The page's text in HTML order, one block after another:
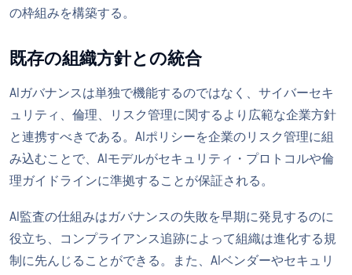
の枠組みを構築する。
既存の組織方針との統合
AIガバナンスは単独で機能するのではなく、サイバーセキ
ュリティ、倫理、リスク管理に関するより広範な企業方針
と連携すべきである。AIポリシーを企業のリスク管理に組
み込むことで、AIモデルがセキュリティ・プロトコルや倫
理ガイドラインに準拠することが保証される。
AI監査の仕組みはガバナンスの失敗を早期に発見するのに
役立ち、コンプライアンス追跡によって組織は進化する規
制に先んじることができる。また、AIベンダーやセキュリ